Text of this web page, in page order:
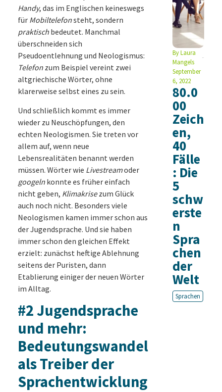
Handy, das im Englischen keineswegs
für Mobiltelefonsteht, sondern
praktisch bedeutet. Manchmal
überschneiden sich
Pseudoentlehnung und Neologismus:
Telefon zum Beispiel vereint zwei
altgriechische Wörter, ohne
klarerweise selbst eines zu sein.
Und schließlich kommt es immer
wieder zu Neuschöpfungen, den
echten Neologismen. Sie treten vor
allem auf, wenn neue
Lebensrealitäten benannt werden
müssen. Wörter wie Livestreamoder
googeln konnte es früher einfach
nicht geben, Klimakrisezum Glück
auch noch nicht. Besonders viele
Neologismen kamen immer schon aus
der Jugendsprache. Und sie haben
immer schon den gleichen Effekt
erzielt: zunächst heftige Ablehnung
seitens der Puristen, dann
Etablierung einiger der neuen Wörter
im Alltag.
#2 Jugendsprache
und mehr:
Bedeutungswandel
als Treiber der
Sprachentwicklung
ByLaura
Mangels
September
6, 2022
80.0
00
Zeich
en,
40
Fälle
: Die
5
schw
erste
n
Spra
chen
der
Welt
Sprachen